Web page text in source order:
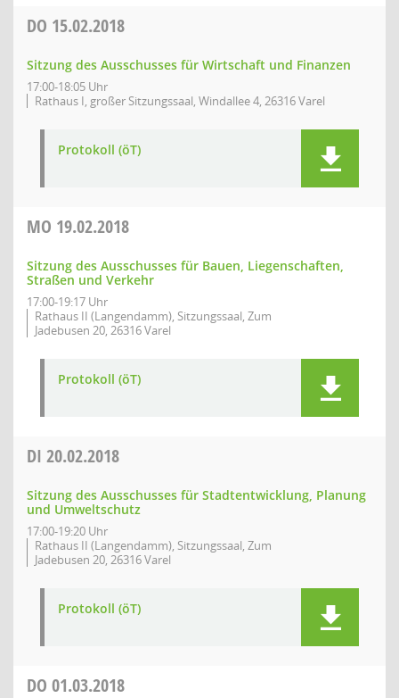
DO 15.02.2018
Sitzung des Ausschusses für Wirtschaft und Finanzen
17:00-18:05 Uhr
Rathaus I, großer Sitzungssaal, Windallee 4, 26316 Varel
Protokoll (öT)
MO 19.02.2018
Sitzung des Ausschusses für Bauen, Liegenschaften,
Straßen und Verkehr
17:00-19:17 Uhr
Rathaus II (Langendamm), Sitzungssaal, Zum
Jadebusen 20, 26316 Varel
Protokoll (öT)
DI 20.02.2018
Sitzung des Ausschusses für Stadtentwicklung, Planung
und Umweltschutz
17:00-19:20 Uhr
Rathaus II (Langendamm), Sitzungssaal, Zum
Jadebusen 20, 26316 Varel
Protokoll (öT)
DO 01.03.2018